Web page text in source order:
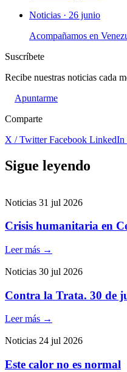
Noticias · 26 junio
Acompañamos en
Suscríbete
Recibe nuestras noticias cada
Apuntarme
Comparte
X / TwitterFacebook LinkedIn
Sigue leyendo
Noticias 31 jul 2026
Crisis humanitaria en
Leer más →
Noticias 30 jul 2026
Contra la Trata. 30 de
Leer más →
Noticias 24 jul 2026
Este calor no es normal